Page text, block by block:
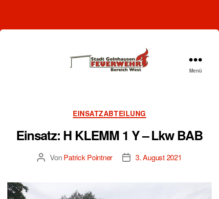
Menü
Kategorien
EINSATZABTEILUNG
Einsatz: H KLEMM 1 Y – Lkw BAB
Beitragsautor
VonPatrick Pointner Beitragsdatum
3. August 2021